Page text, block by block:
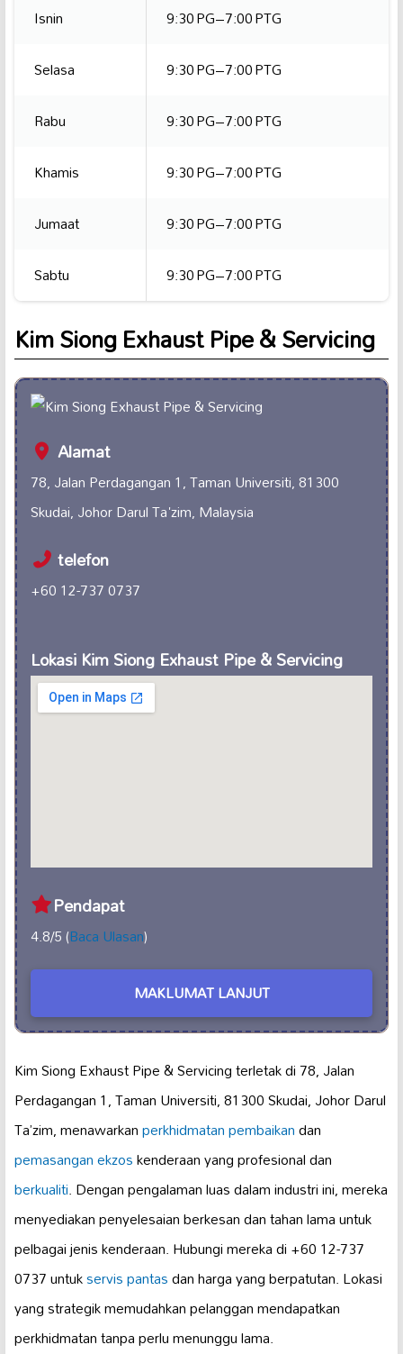
Isnin
9:30 PG–7:00 PTG
Selasa
9:30 PG–7:00 PTG
Rabu
9:30 PG–7:00 PTG
Khamis
9:30 PG–7:00 PTG
Jumaat
9:30 PG–7:00 PTG
Sabtu
9:30 PG–7:00 PTG
Kim Siong Exhaust Pipe & Servicing
Alamat
78, Jalan Perdagangan 1, Taman Universiti, 81300
Skudai, Johor Darul Ta'zim, Malaysia
telefon
+60 12-737 0737
Lokasi Kim Siong Exhaust Pipe & Servicing
Pendapat
4.8/5 (Baca Ulasan)
MAKLUMAT LANJUT
Kim Siong Exhaust Pipe & Servicing terletak di 78, Jalan
Perdagangan 1, Taman Universiti, 81300 Skudai, Johor Darul
Ta’zim, menawarkanperkhidmatan pembaikandan
pemasangan ekzoskenderaan yang profesional dan
berkualiti. Dengan pengalaman luas dalam industri ini, mereka
menyediakan penyelesaian berkesan dan tahan lama untuk
pelbagai jenis kenderaan. Hubungi mereka di +60 12-737
0737 untukservis pantasdan harga yang berpatutan. Lokasi
yang strategik memudahkan pelanggan mendapatkan
perkhidmatan tanpa perlu menunggu lama.